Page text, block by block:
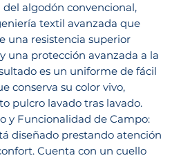
del algodón convencional,
textil avanzada que
una resistencia superior
una protección avanzada a la
es un uniforme de fácil
conserva su color vivo,
pulcro lavado tras lavado.
y Funcionalidad de Campo:
diseñado prestando atención
Cuenta con un cuello